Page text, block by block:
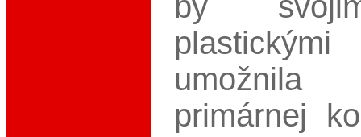
plastickými
primárnej